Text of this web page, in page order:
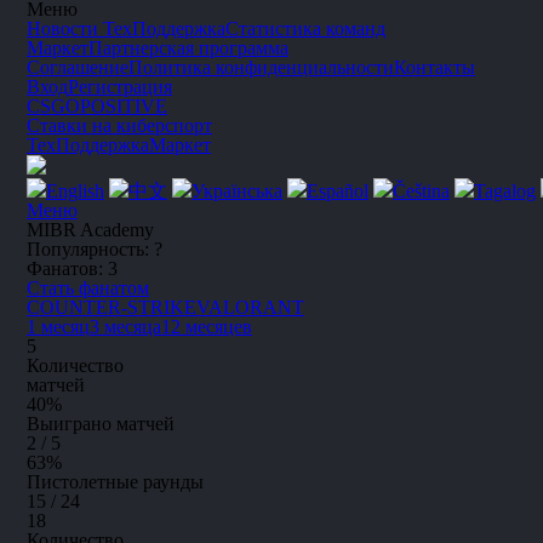
Меню
Новости ТехПоддержкаСтатистика команд
МаркетПартнерская программа
СоглашениеПолитика конфиденциальностиКонтакты
ВходРегистрация
CSGOPOSITIVE
Ставки на киберспорт
ТехПоддержкаМаркет
English 中文 Українська Español Čeština Tagalog
Меню
MIBR Academy
Популярность: ?
Фанатов: 3
Стать фанатом
COUNTER-STRIKEVALORANT
1 месяц3 месяца12 месяцев
5
Количество
матчей
40%
Выиграно матчей
2 / 5
63%
Пистолетные раунды
15 / 24
18